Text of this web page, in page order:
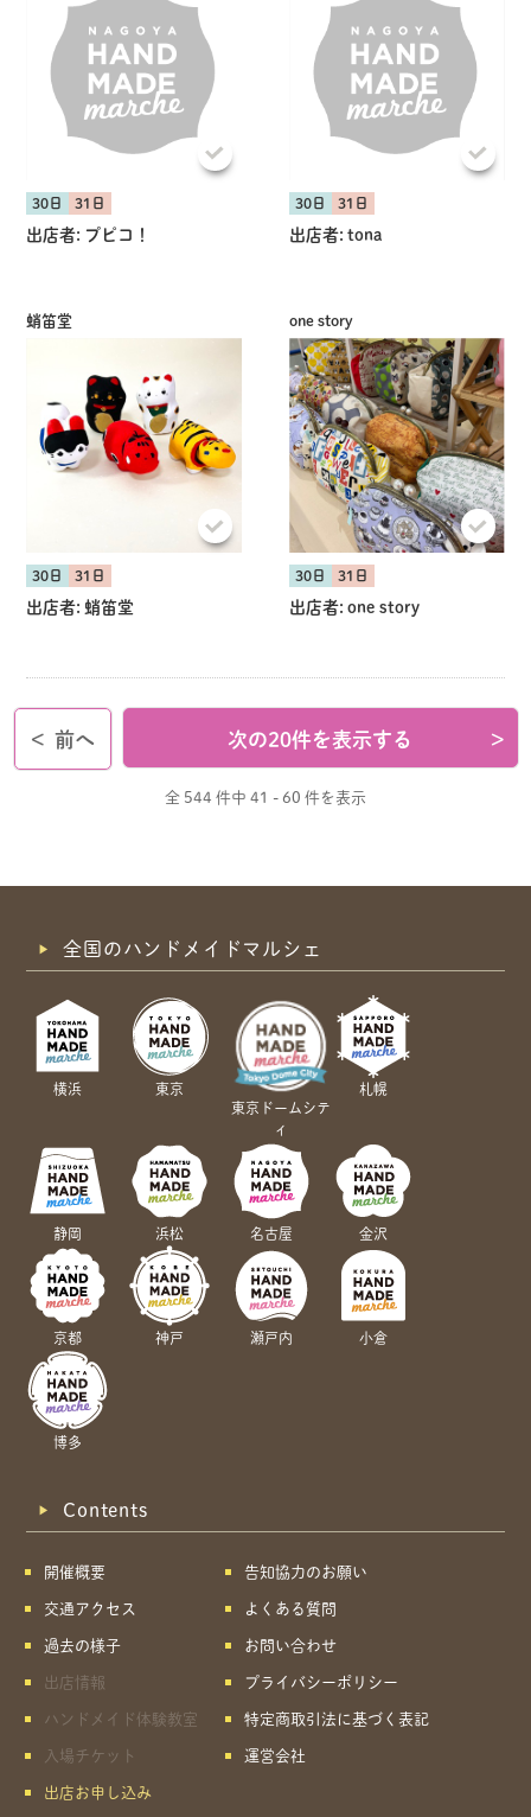
30日 31日
出店者: プピコ！
30日 31日
出店者: tona
蛸笛堂
30日 31日
出店者: 蛸笛堂
one story
30日 31日
出店者: one story
< 前へ 次の20件を表示する >
全 544 件中 41 - 60 件を表示
全国のハンドメイドマルシェ
横浜
東京
東京ドームシテ
ィ
札幌
静岡 浜松 名古屋 金沢
京都 神戸 瀬戸内 小倉
博多
Contents
開催概要
交通アクセス
過去の様子
出店情報
ハンドメイド体験教室
入場チケット
出店お申し込み
告知協力のお願い
よくある質問
お問い合わせ
プライバシーポリシー
特定商取引法に基づく表記
運営会社